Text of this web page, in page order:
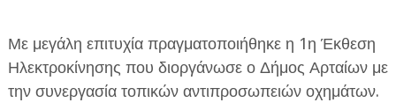
ΠΟΛΙΤΙΣΜΟΣ
ΠΕΡΙΒΑΛΛΟΝ
ΤΕΧΝΟΛΟΓΙΑ
Με μεγάλη επιτυχία πραγματοποιήθηκε η 1η Έκθεση
Ηλεκτροκίνησης που διοργάνωσε ο Δήμος Αρταίων με
την συνεργασία τοπικών αντιπροσωπειών οχημάτων.